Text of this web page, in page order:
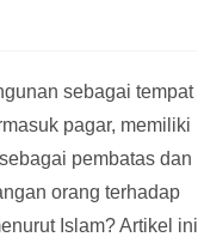
sebagai tempat
pagar, memiliki
pembatas dan
orang terhadap
Islam? Artikel ini